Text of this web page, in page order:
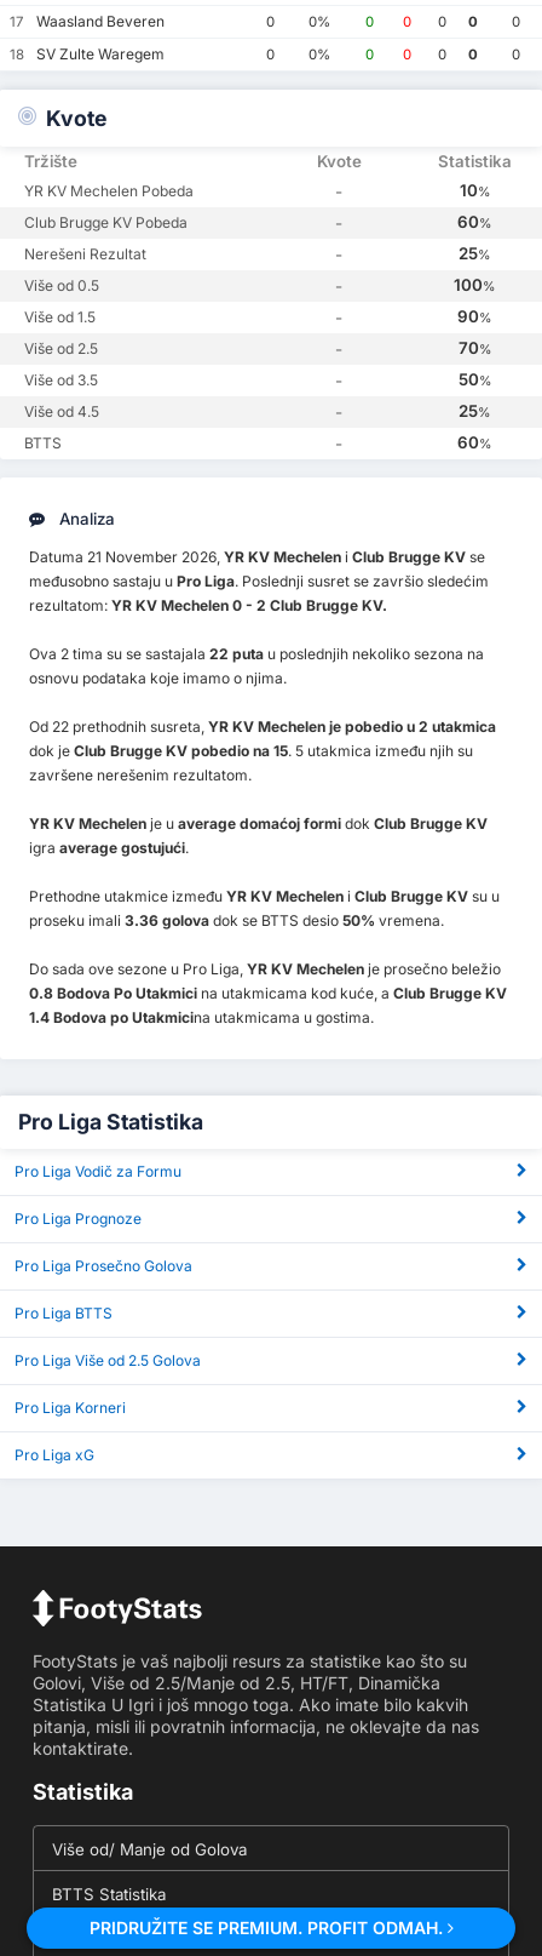
17
Waasland Beveren 0 0% 0 0 0 0
0
18
SV Zulte Waregem 0 0% 0 0 0 0 0
Kvote
Tržište Kvote Statistika
YR KV Mechelen Pobeda - 10%
Club Brugge KV Pobeda - 60%
Nerešeni Rezultat - 25%
Više od 0.5 - 100%
Više od 1.5 - 90%
Više od 2.5 - 70%
Više od 3.5 - 50%
Više od 4.5 - 25%
BTTS - 60%
Analiza
Datuma 21 November 2026, YR KV Mechelen i Club Brugge KV se
međusobno sastaju u Pro Liga. Poslednji susret se završio sledećim
rezultatom: YR KV Mechelen 0 - 2 Club Brugge KV.
Ova 2 tima su se sastajala 22 puta u poslednjih nekoliko sezona na
osnovu podataka koje imamo o njima.
Od 22 prethodnih susreta, YR KV Mechelen je pobedio u 2 utakmica
dok je Club Brugge KV pobedio na 15. 5 utakmica između njih su
završene nerešenim rezultatom.
YR KV Mechelen je u average domaćoj formi dok Club Brugge KV
igra average gostujući.
Prethodne utakmice između YR KV Mechelen i Club Brugge KV su u
proseku imali 3.36 golova dok se BTTS desio 50% vremena.
Do sada ove sezone u Pro Liga, YR KV Mechelen je prosečno beležio
0.8 Bodova Po Utakmici na utakmicama kod kuće, a Club Brugge KV
1.4 Bodova po Utakmicina utakmicama u gostima.
Pro Liga Statistika
Pro Liga Vodič za Formu
Pro Liga Prognoze
Pro Liga Prosečno Golova
Pro Liga BTTS
Pro Liga Više od 2.5 Golova
Pro Liga Korneri
Pro Liga xG
FootyStats je vaš najbolji resurs za statistike kao što su
Golovi, Više od 2.5/Manje od 2.5, HT/FT, Dinamička
Statistika U Igri i još mnogo toga. Ako imate bilo kakvih
pitanja, misli ili povratnih informacija, ne oklevajte da nas
kontaktirate.
Statistika
Više od/ Manje od Golova
BTTS Statistika
Statistika Kornera
PRIDRUŽITE SE PREMIUM. PROFIT ODMAH.